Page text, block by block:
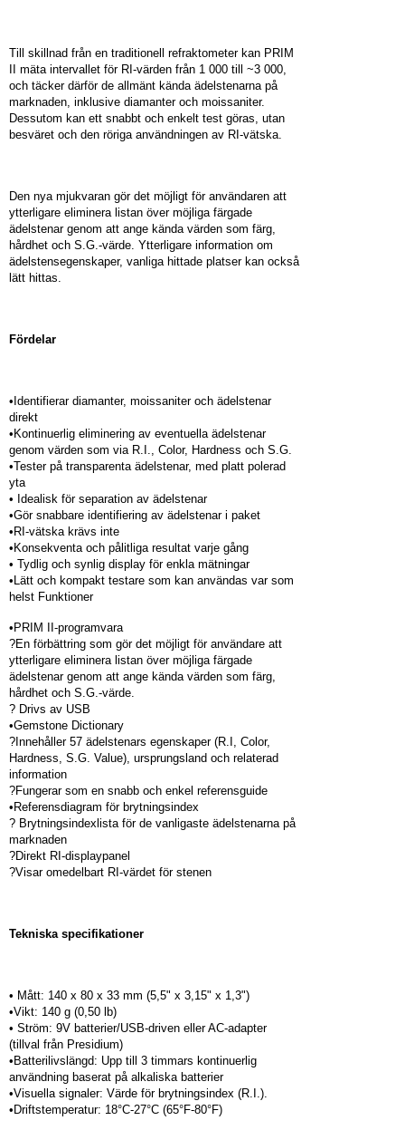
Till skillnad från en traditionell refraktometer kan PRIM
II mäta intervallet för RI-värden från 1 000 till ~3 000,
och täcker därför de allmänt kända ädelstenarna på
marknaden, inklusive diamanter och moissaniter.
Dessutom kan ett snabbt och enkelt test göras, utan
besväret och den röriga användningen av RI-vätska.
Den nya mjukvaran gör det möjligt för användaren att
ytterligare eliminera listan över möjliga färgade
ädelstenar genom att ange kända värden som färg,
hårdhet och S.G.-värde. Ytterligare information om
ädelstensegenskaper, vanliga hittade platser kan också
lätt hittas.
Fördelar
•Identifierar diamanter, moissaniter och ädelstenar
direkt
•Kontinuerlig eliminering av eventuella ädelstenar
genom värden som via R.I., Color, Hardness och S.G.
•Tester på transparenta ädelstenar, med platt polerad
yta
• Idealisk för separation av ädelstenar
•Gör snabbare identifiering av ädelstenar i paket
•RI-vätska krävs inte
•Konsekventa och pålitliga resultat varje gång
• Tydlig och synlig display för enkla mätningar
•Lätt och kompakt testare som kan användas var som
helst Funktioner
•PRIM II-programvara
?En förbättring som gör det möjligt för användare att
ytterligare eliminera listan över möjliga färgade
ädelstenar genom att ange kända värden som färg,
hårdhet och S.G.-värde.
? Drivs av USB
•Gemstone Dictionary
?Innehåller 57 ädelstenars egenskaper (R.I, Color,
Hardness, S.G. Value), ursprungsland och relaterad
information
?Fungerar som en snabb och enkel referensguide
•Referensdiagram för brytningsindex
? Brytningsindexlista för de vanligaste ädelstenarna på
marknaden
?Direkt RI-displaypanel
?Visar omedelbart RI-värdet för stenen
Tekniska specifikationer
• Mått: 140 x 80 x 33 mm (5,5" x 3,15" x 1,3")
•Vikt: 140 g (0,50 lb)
• Ström: 9V batterier/USB-driven eller AC-adapter
(tillval från Presidium)
•Batterilivslängd: Upp till 3 timmars kontinuerlig
användning baserat på alkaliska batterier
•Visuella signaler: Värde för brytningsindex (R.I.).
•Driftstemperatur: 18°C-27°C (65°F-80°F)